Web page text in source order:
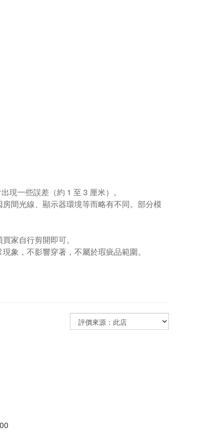
現一些誤差（約 1 至 3 厘米）。
間光線、顯示器環境等而略有不同。部分模
家自行剪開即可。
象，不影響穿著，不屬於瑕疵品範圍。